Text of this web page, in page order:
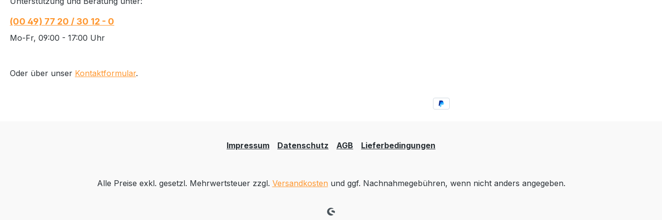
(00 49) 77 20 / 30 12 - 0
Mo-Fr, 09:00 - 17:00 Uhr
Oder über unser Kontaktformular.
Impressum Datenschutz AGB Lieferbedingungen
Alle Preise exkl. gesetzl. Mehrwertsteuer zzgl. Versandkosten und ggf. Nachnahmegebühren, wenn nicht anders angegeben.